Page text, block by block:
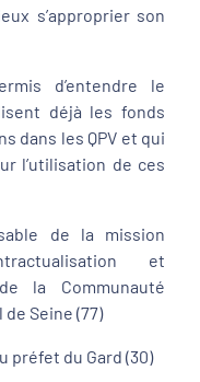
s’approprier son
d’entendre le
déjà les fonds
dans les QPV et qui
l’utilisation de ces
de la mission
et
la Communauté
de Seine (77)
préfet du Gard (30)